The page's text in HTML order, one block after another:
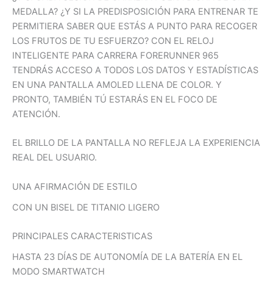
MEDALLA? ¿Y SI LA PREDISPOSICIÓN PARA ENTRENAR TE
PERMITIERA SABER QUE ESTÁS A PUNTO PARA RECOGER
LOS FRUTOS DE TU ESFUERZO? CON EL RELOJ
INTELIGENTE PARA CARRERA FORERUNNER 965
TENDRÁS ACCESO A TODOS LOS DATOS Y ESTADÍSTICAS
EN UNA PANTALLA AMOLED LLENA DE COLOR. Y
PRONTO, TAMBIÉN TÚ ESTARÁS EN EL FOCO DE
ATENCIÓN.
EL BRILLO DE LA PANTALLA NO REFLEJA LA EXPERIENCIA
REAL DEL USUARIO.
UNA AFIRMACIÓN DE ESTILO
CON UN BISEL DE TITANIO LIGERO
PRINCIPALES CARACTERISTICAS
HASTA 23 DÍAS DE AUTONOMÍA DE LA BATERÍA EN EL
MODO SMARTWATCH